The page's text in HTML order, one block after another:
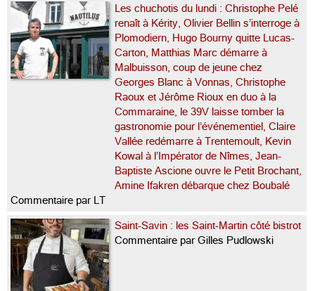
Les chuchotis du lundi : Christophe Pelé
renaît à Kérity, Olivier Bellin s’interroge à
Plomodiern, Hugo Bourny quitte Lucas-
Carton, Matthias Marc démarre à
Malbuisson, coup de jeune chez
Georges Blanc à Vonnas, Christophe
Raoux et Jérôme Rioux en duo à la
Commaraine, le 39V laisse tomber la
gastronomie pour l’événementiel, Claire
Vallée redémarre à Trentemoult, Kevin
Kowal à l’Impérator de Nîmes, Jean-
Baptiste Ascione ouvre le Petit Brochant,
Amine Ifakren débarque chez Boubalé
Commentaire par LT
Saint-Savin : les Saint-Martin côté bistrot
Commentaire par Gilles Pudlowski